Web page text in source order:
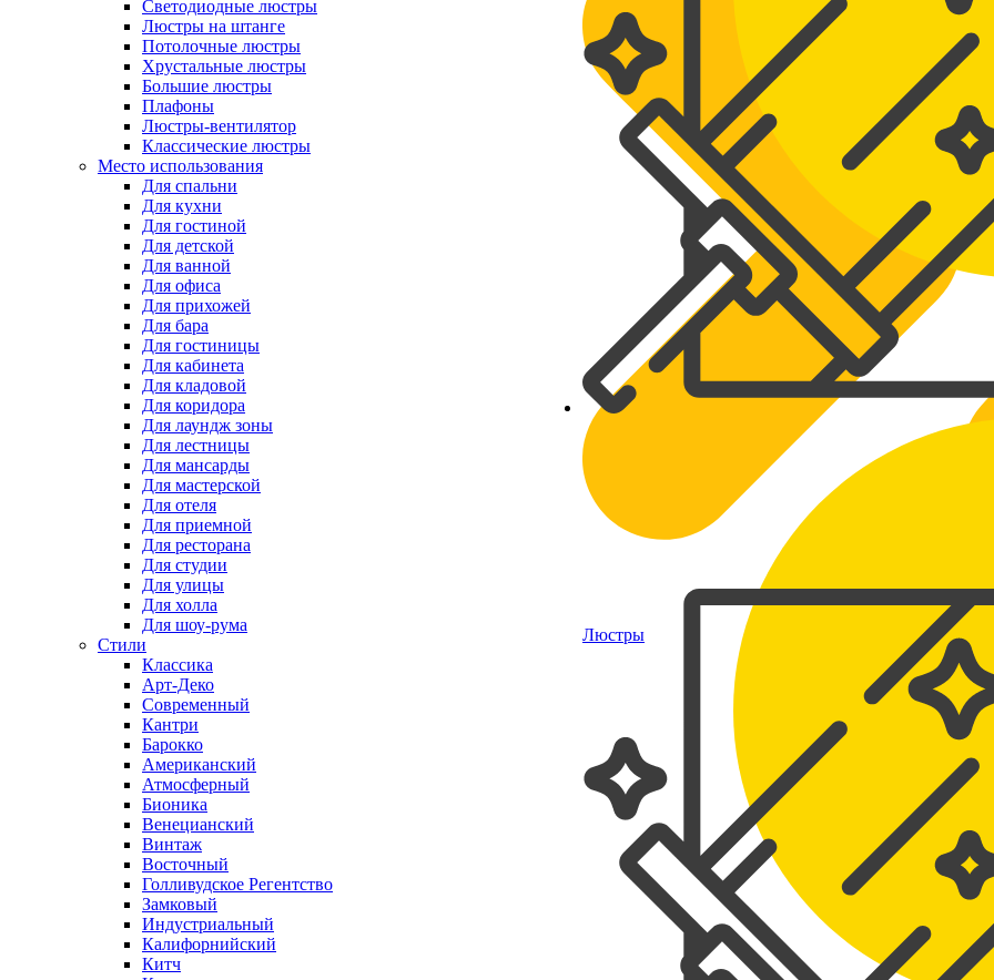
Люстры
Светодиодные люстры
Люстры на штанге
Потолочные люстры
Хрустальные люстры
Большие люстры
Плафоны
Люстры-вентилятор
Классические люстры
Место использования
Для спальни
Для кухни
Для гостиной
Для детской
Для ванной
Для офиса
Для прихожей
Для бара
Для гостиницы
Для кабинета
Для кладовой
Для коридора
Для лаундж зоны
Для лестницы
Для мансарды
Для мастерской
Для отеля
Для приемной
Для ресторана
Для студии
Для улицы
Для холла
Для шоу-рума
Стили
Классика
Арт-Деко
Современный
Кантри
Барокко
Американский
Атмосферный
Бионика
Венецианский
Винтаж
Восточный
Голливудское Регентство
Замковый
Индустриальный
Калифорнийский
Китч